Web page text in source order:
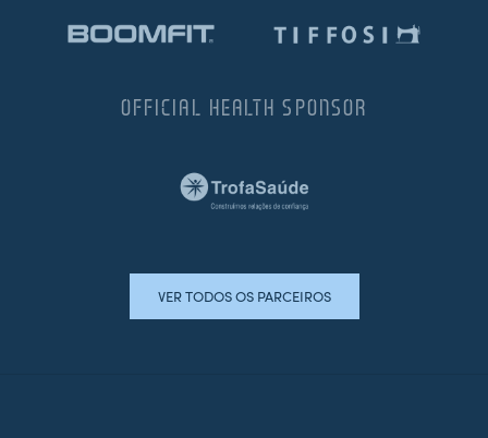
OFFICIAL HEALTH SPONSOR
VER TODOS OS PARCEIROS